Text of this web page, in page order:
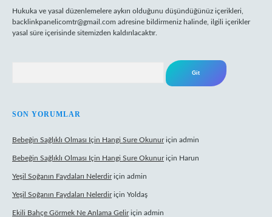
Hukuka ve yasal düzenlemelere aykırı olduğunu düşündüğünüz içerikleri,
backlinkpanelicomtr@gmail.com adresine bildirmeniz halinde, ilgili içerikler
yasal süre içerisinde sitemizden kaldırılacaktır.
SON YORUMLAR
Bebeğin Sağlıklı Olması Için Hangi Sure Okunuriçin admin
Bebeğin Sağlıklı Olması Için Hangi Sure Okunuriçin Harun
Yeşil Soğanın Faydaları Nelerdiriçin admin
Yeşil Soğanın Faydaları Nelerdiriçin Yoldaş
Ekili Bahçe Görmek Ne Anlama Geliriçin admin